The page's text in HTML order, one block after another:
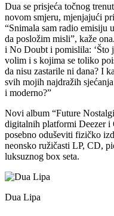
Dua se prisjeća točnog
novom smjeru, mjenjajući
“Snimala sam radio emisiju
da posložim misli”, kaže
i No Doubt i pomislila: ‘Što
volim i s kojima se toliko
da nisu zastarile ni dana? I
svih mojih najdražih
i moderno?”
Novi album “Future
digitalnih platformi Deezer i
posebno oduševiti fizičko
neonsko ružičasti LP, CD,
luksuznog box seta.
Dua Lipa